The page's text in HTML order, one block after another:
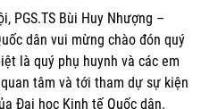
PGS.TS Bùi Huy Nhượng –
dân vui mừng chào đón quý
là quý phụ huynh và các em
tâm và tới tham dự sự kiện
Đại học Kinh tế Quốc dân.